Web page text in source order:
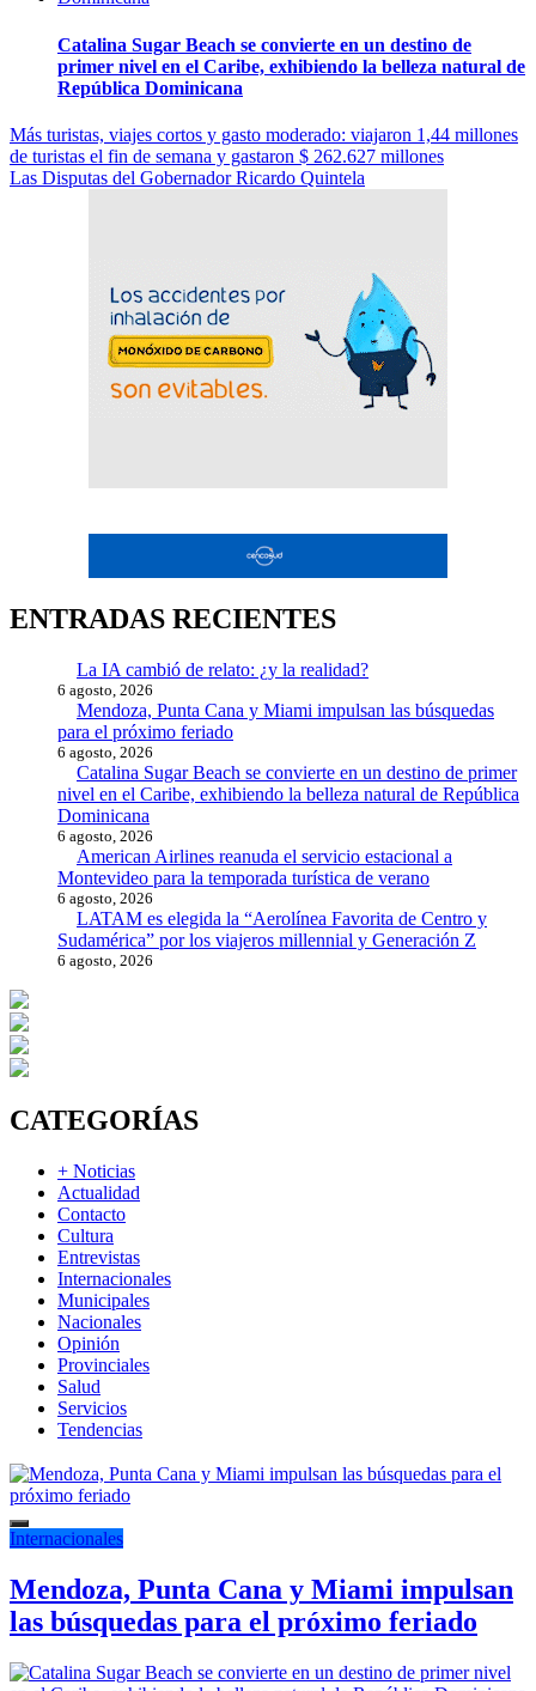
Catalina Sugar Beach se convierte en un destino de
primer nivel en el Caribe, exhibiendo la belleza natural de
República Dominicana
Navegación
de
Más turistas, viajes cortos y gasto moderado: viajaron 1,44 millones
de turistas el fin de semana y gastaron $ 262.627 millones
Las Disputas del Gobernador Ricardo Quintela
ENTRADAS RECIENTES
La IA cambió de relato: ¿y la realidad?
6 agosto, 2026
Mendoza, Punta Cana y Miami impulsan las búsquedas
para el próximo feriado
6 agosto, 2026
Catalina Sugar Beach se convierte en un destino de primer
nivel en el Caribe, exhibiendo la belleza natural de República
Dominicana
6 agosto, 2026
American Airlines reanuda el servicio estacional a
Montevideo para la temporada turística de verano
6 agosto, 2026
LATAM es elegida la “Aerolínea Favorita de Centro y
Sudamérica” por los viajeros millennial y Generación Z
6 agosto, 2026
CATEGORÍAS
+ Noticias
Actualidad
Contacto
Cultura
Entrevistas
Internacionales
Municipales
Nacionales
Opinión
Provinciales
Salud
Servicios
Tendencias
Internacionales
Mendoza, Punta Cana y Miami impulsan
las búsquedas para el próximo feriado